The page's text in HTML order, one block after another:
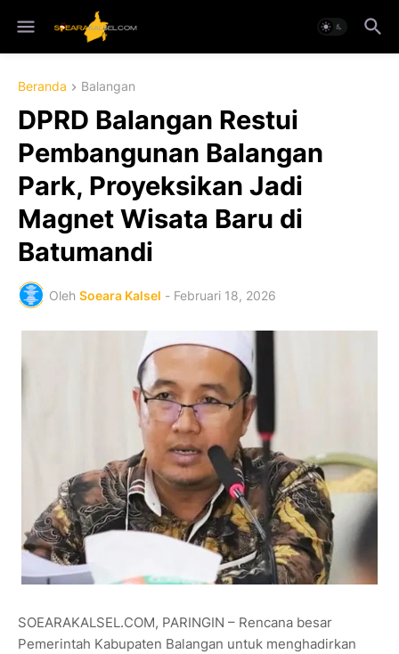
Beranda Balangan
DPRD Balangan Restui
Pembangunan Balangan
Park, Proyeksikan Jadi
Magnet Wisata Baru di
Batumandi
Oleh Soeara Kalsel - Februari 18, 2026
SOEARAKALSEL.COM, PARINGIN – Rencana besar
Pemerintah Kabupaten Balangan untuk menghadirkan